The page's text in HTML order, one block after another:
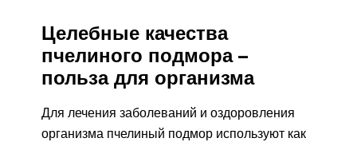
Целебные качества
пчелиного подмора –
польза для организма
Для лечения заболеваний и оздоровления
организма пчелиный подмор используют как